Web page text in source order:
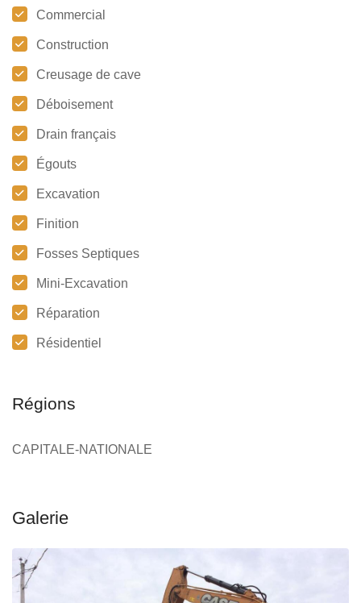
Commercial
Construction
Creusage de cave
Déboisement
Drain français
Égouts
Excavation
Finition
Fosses Septiques
Mini-Excavation
Réparation
Résidentiel
Régions
CAPITALE-NATIONALE